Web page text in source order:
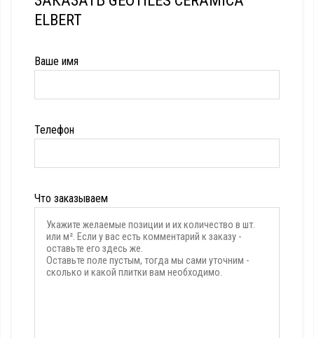
ELBERT
Ваше имя
Телефон
Что заказываем